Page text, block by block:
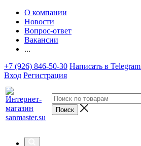
О компании
Новости
Вопрос-ответ
Вакансии
...
+7 (926) 846-50-30 Написать в Telegram
Вход Регистрация